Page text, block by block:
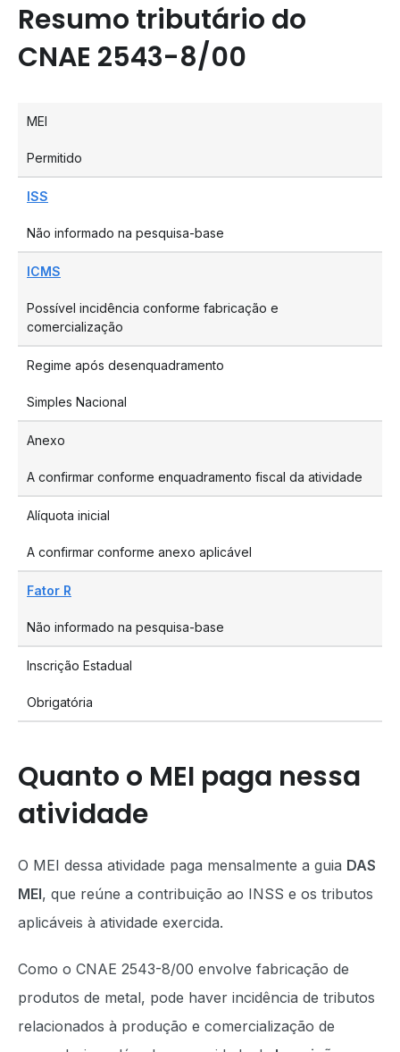
Resumo tributário do
CNAE 2543-8/00
MEI
Permitido
ISS
Não informado na pesquisa-base
ICMS
Possível incidência conforme fabricação e
comercialização
Regime após desenquadramento
Simples Nacional
Anexo
A confirmar conforme enquadramento fiscal da atividade
Alíquota inicial
A confirmar conforme anexo aplicável
Fator R
Não informado na pesquisa-base
Inscrição Estadual
Obrigatória
Quanto o MEI paga nessa
atividade
O MEI dessa atividade paga mensalmente a guia DAS
MEI, que reúne a contribuição ao INSS e os tributos
aplicáveis à atividade exercida.
Como o CNAE 2543-8/00 envolve fabricação de
produtos de metal, pode haver incidência de tributos
relacionados à produção e comercialização de